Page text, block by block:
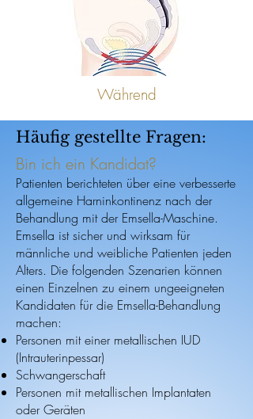
Während
Häufig gestellte Fragen:
Bin ich ein Kandidat?
Patienten berichteten über eine verbesserte
allgemeine Harninkontinenz nach der
Behandlung mit der Emsella-Maschine.
Emsella ist sicher und wirksam für
männliche und weibliche Patienten jeden
Alters. Die folgenden Szenarien können
einen Einzelnen zu einem ungeeigneten
Kandidaten für die Emsella-Behandlung
machen:
Personen mit einer metallischen IUD
(Intrauterinpessar)
Schwangerschaft
Personen mit metallischen Implantaten
oder Geräten